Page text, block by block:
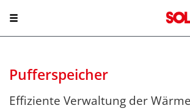
Pufferspeicher
Effiziente Verwaltung der